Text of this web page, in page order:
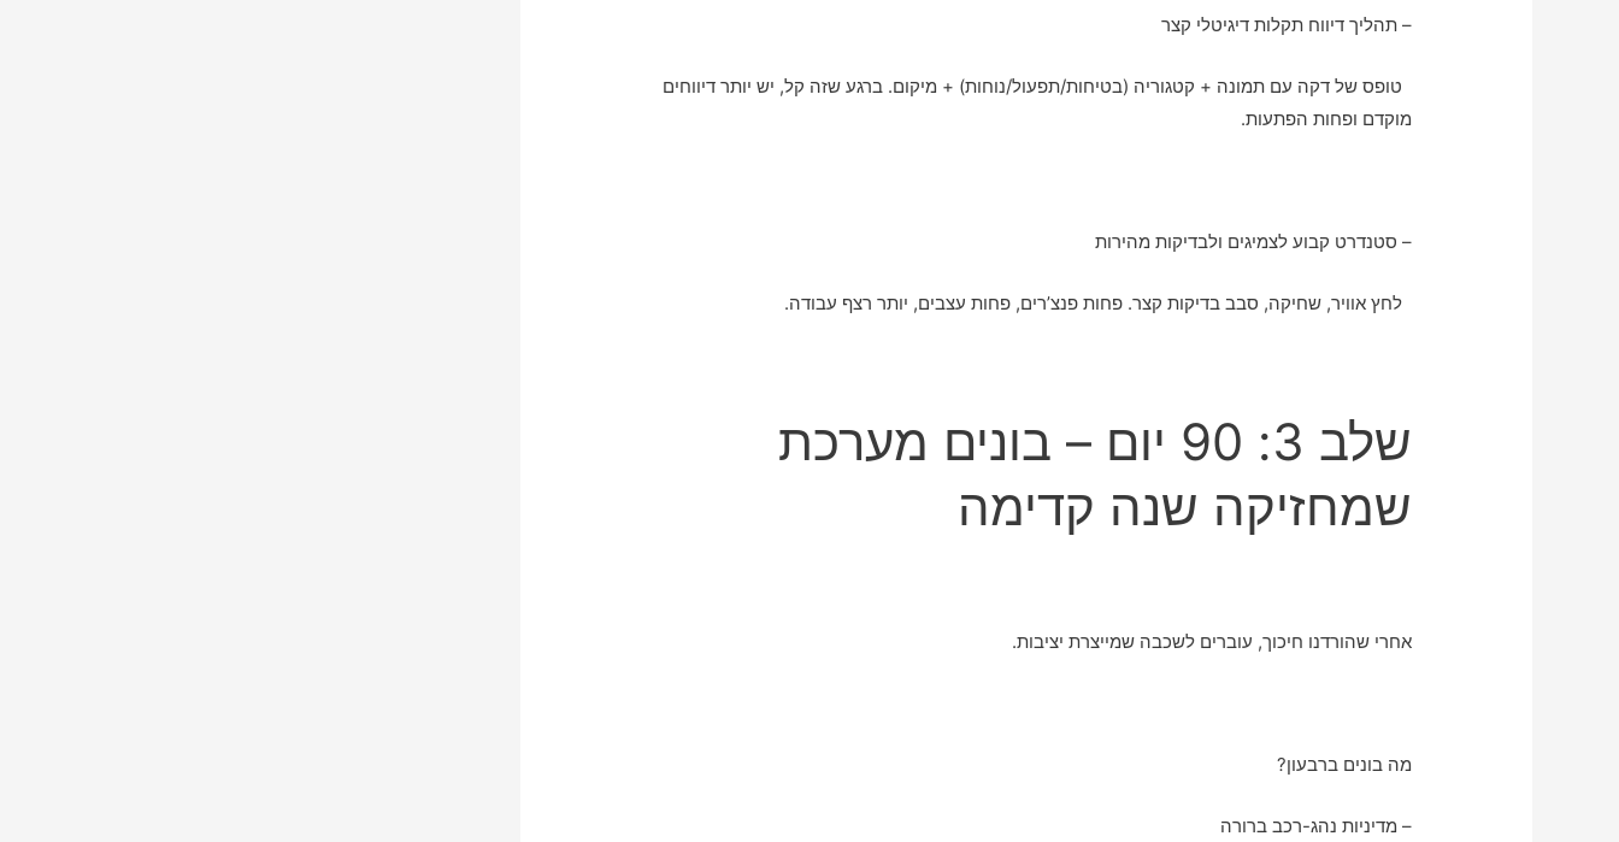
– תהליך דיווח תקלות דיגיטלי קצר
טופס של דקה עם תמונה + קטגוריה (בטיחות/תפעול/נוחות) + מיקום. ברגע שזה קל, יש יותר דיווחים
מוקדם ופחות הפתעות.
– סטנדרט קבוע לצמיגים ולבדיקות מהירות
לחץ אוויר, שחיקה, סבב בדיקות קצר. פחות פנצ’רים, פחות עצבים, יותר רצף עבודה.
שלב 3: 90 יום – בונים מערכת
שמחזיקה שנה קדימה
אחרי שהורדנו חיכוך, עוברים לשכבה שמייצרת יציבות.
מה בונים ברבעון?
– מדיניות נהג-רכב ברורה